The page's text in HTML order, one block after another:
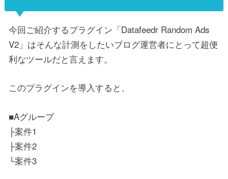
今回ご紹介するプラグイン「Datafeedr Random Ads
V2」はそんな計測をしたいブログ運営者にとって超便
利なツールだと言えます。
このプラグインを導入すると、
■Aグループ
├案件1
├案件2
└案件3